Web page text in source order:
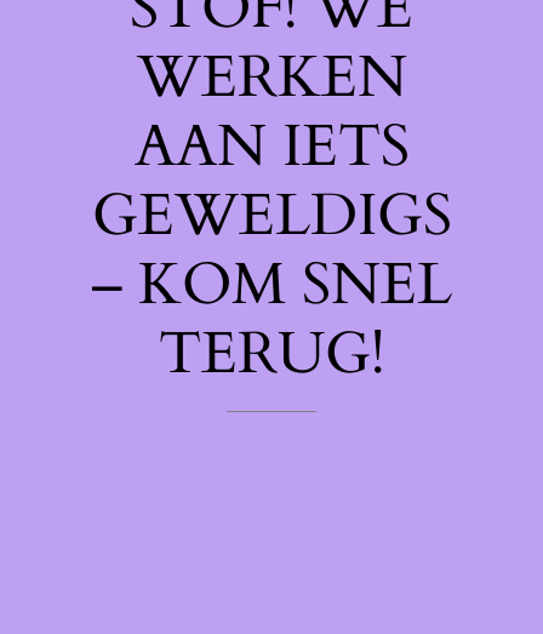
WERKEN
AAN IETS
GEWELDIGS
– KOM SNEL
TERUG!